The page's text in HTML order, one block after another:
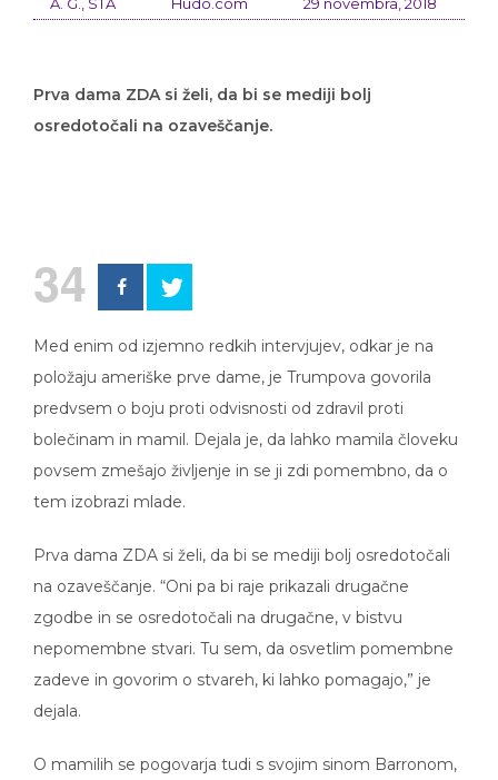
Prva dama ZDA si želi, da bi se mediji bolj
osredotočali na ozaveščanje.
34
Med enim od izjemno redkih intervjujev, odkar je na
položaju ameriške prve dame, je Trumpova govorila
predvsem o boju proti odvisnosti od zdravil proti
bolečinam in mamil. Dejala je, da lahko mamila človeku
povsem zmešajo življenje in se ji zdi pomembno, da o
tem izobrazi mlade.
Prva dama ZDA si želi, da bi se mediji bolj osredotočali
na ozaveščanje. “Oni pa bi raje prikazali drugačne
zgodbe in se osredotočali na drugačne, v bistvu
nepomembne stvari. Tu sem, da osvetlim pomembne
zadeve in govorim o stvareh, ki lahko pomagajo,” je
dejala.
O mamilih se pogovarja tudi s svojim sinom Barronom,